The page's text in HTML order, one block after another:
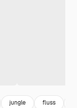
jungle fluss